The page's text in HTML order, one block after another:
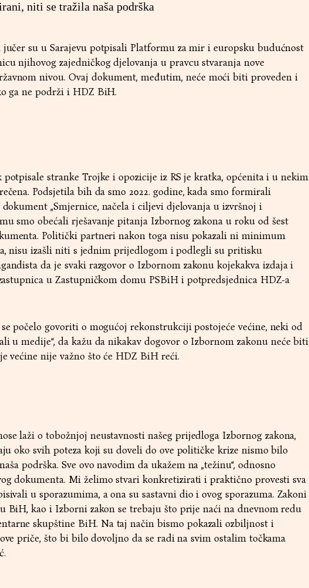
niti se tražila naša podrška
jučer su u Sarajevu potpisali Platformu za mir i europsku budućnost
njihovog zajedničkog djelovanja u pravcu stvaranja nove
nivou. Ovaj dokument, međutim, neće moći biti proveden i
ga ne podrži i HDZ BiH.
stranke Trojke i opozicije iz RS je kratka, općenita i u nekim
Podsjetila bih da smo 2022. godine, kada smo formirali
„Smjernice, načela i ciljevi djelovanja u izvršnoj i
smo obećali rješavanje pitanja Izbornog zakona u roku od šest
Politički partneri nakon toga nisu pokazali ni minimum
nisu izašli niti s jednim prijedlogom i podlegli su pritisku
da je svaki razgovor o Izbornom zakonu kojekakva izdaja i
zastupnica u Zastupničkom domu PSBiH i potpredsjednica HDZ-a
počelo govoriti o mogućoj rekonstrukciji postojeće većine, neki od
u medije“, da kažu da nikakav dogovor o Izbornom zakonu neće biti
većine nije važno što će HDZ BiH reći.
laži o tobožnjoj neustavnosti našeg prijedloga Izbornog zakona,
oko svih poteza koji su doveli do ove političke krize nismo bilo
podrška. Sve ovo navodim da ukažem na „težinu“, odnosno
dokumenta. Mi želimo stvari konkretizirati i praktično provesti sva
u sporazumima, a ona su sastavni dio i ovog sporazuma. Zakoni
BiH, kao i Izborni zakon se trebaju što prije naći na dnevnom redu
skupštine BiH. Na taj način bismo pokazali ozbiljnost i
priče, što bi bilo dovoljno da se radi na svim ostalim točkama